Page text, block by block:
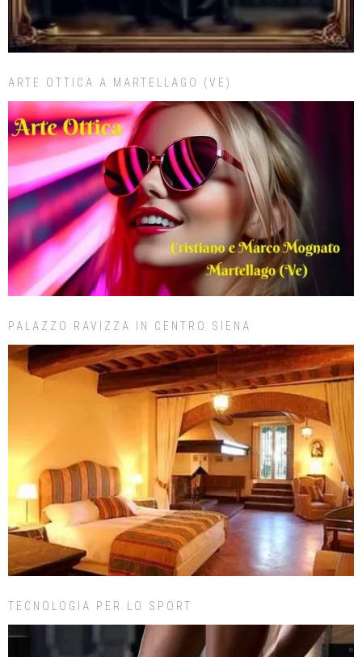
ARTE OTTICA A MARTELLAGO (VE)
PALAZZO RAVIZZA IN CENTRO SIENA
TECNOLOGIA PER LO SPORT